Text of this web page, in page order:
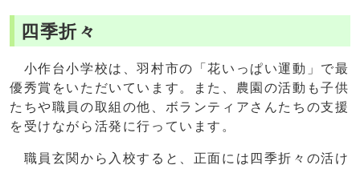
四季折々
小作台小学校は、羽村市の「花いっぱい運動」で最
優秀賞をいただいています。また、農園の活動も子供
たちや職員の取組の他、ボランティアさんたちの支援
を受けながら活発に行っています。
職員玄関から入校すると、正面には四季折々の活け